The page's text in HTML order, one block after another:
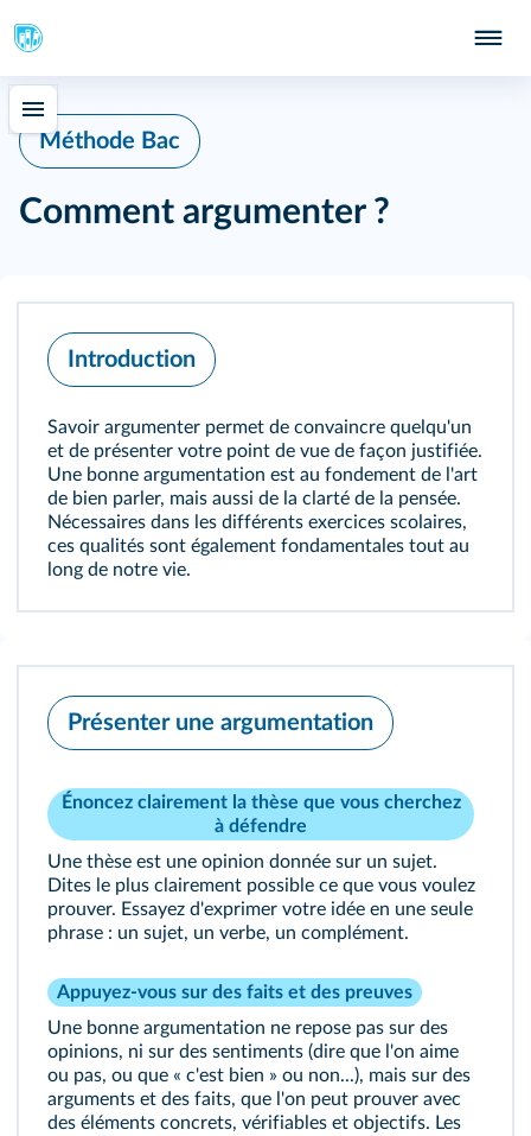
Méthode Bac
Comment argumenter ?
Introduction
Savoir argumenter permet de convaincre quelqu'un
et de présenter votre point de vue de façon justifiée.
Une bonne argumentation est au fondement de l'art
de bien parler, mais aussi de la clarté de la pensée.
Nécessaires dans les différents exercices scolaires,
ces qualités sont également fondamentales tout au
long de notre vie.
Présenter une argumentation
Énoncez clairement la thèse que vous cherchez
à défendre
Une thèse est une opinion donnée sur un sujet.
Dites le plus clairement possible ce que vous voulez
prouver. Essayez d'exprimer votre idée en une seule
phrase : un sujet, un verbe, un complément.
Appuyez-vous sur des faits et des preuves
Une bonne argumentation ne repose pas sur des
opinions, ni sur des sentiments (dire que l'on aime
ou pas, ou que « c'est bien » ou non...), mais sur des
arguments et des faits, que l'on peut prouver avec
des éléments concrets, vérifiables et objectifs. Les